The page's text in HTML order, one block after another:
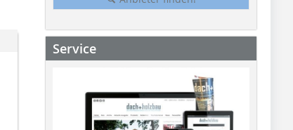
Service